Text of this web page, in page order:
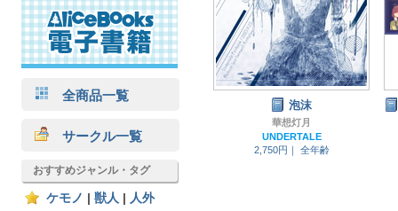
全商品一覧
サークル一覧
おすすめジャンル・タグ
ケモノ 獣人
人外
泡沫
華想灯月
UNDERTALE
2,750円｜
全年齢